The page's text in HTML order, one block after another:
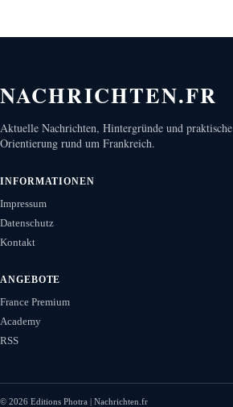
NACHRICHTEN.FR
Aktuelle Nachrichten, Hintergründe und praktische
Orientierung rund um Frankreich.
INFORMATIONEN
Impressum
Datenschutz
Kontakt
ANGEBOTE
France Premium
Academy
RSS
© 2026 Editions Photra | Nachrichten.fr